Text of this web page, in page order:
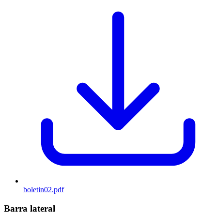
boletin02.pdf
Barra lateral